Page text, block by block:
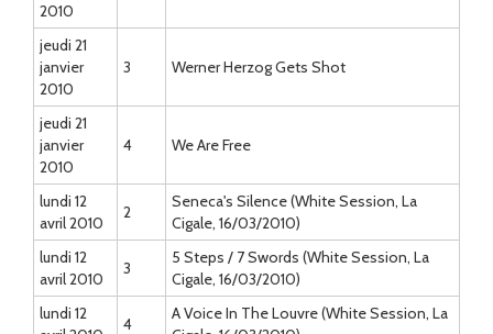
2010
jeudi 21
janvier
2010
3 Werner Herzog Gets Shot
jeudi 21
janvier
2010
4 We Are Free
lundi 12
avril 2010
2
Seneca's Silence (White Session, La
Cigale, 16/03/2010)
lundi 12
avril 2010
3
5 Steps / 7 Swords (White Session, La
Cigale, 16/03/2010)
lundi 12
4
A Voice In The Louvre (White Session, La